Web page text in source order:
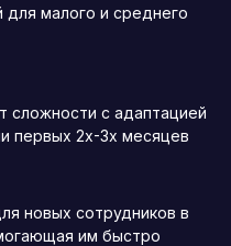
малого и среднего
сложности с адаптацией
первых 2х-3х месяцев
новых сотрудников в
им быстро